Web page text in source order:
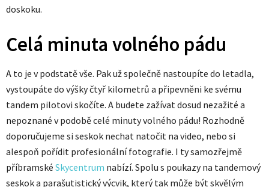
doskoku.
Celá minuta volného pádu
A to je v podstatě vše. Pak už společně nastoupíte do letadla,
vystoupáte do výšky čtyř kilometrů a připevněni ke svému
tandem pilotovi skočíte. A budete zažívat dosud nezažité a
nepoznané v podobě celé minuty volného pádu! Rozhodně
doporučujeme si seskok nechat natočit na video, nebo si
alespoň pořídit profesionální fotografie. I ty samozřejmě
příbramské Skycentrum nabízí. Spolu s poukazy na tandemový
seskok a parašutistický výcvik, který tak může být skvělým